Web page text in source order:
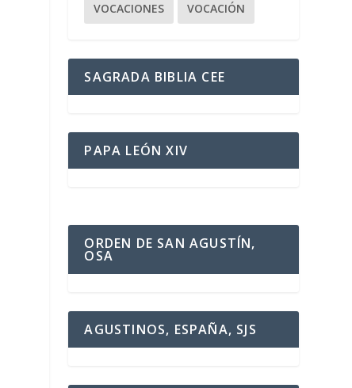
VOCACIONES VOCACIÓN
SAGRADA BIBLIA CEE
PAPA LEÓN XIV
ORDEN DE SAN AGUSTÍN,
OSA
AGUSTINOS, ESPAÑA, SJS